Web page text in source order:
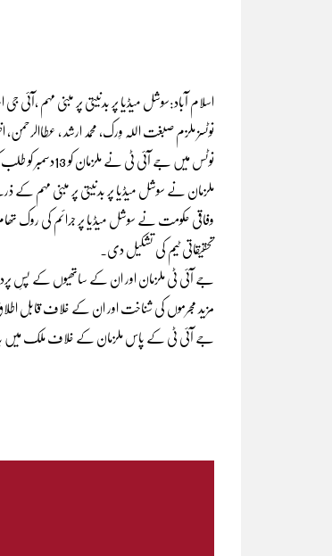
اسلام آباد:سوشل میڈیا پر بدنیتی پر مبنی مہم ،آئی
نوٹسز ملزم صبغت اللہ وِرک، محمد ارشد ،
نوٹس میں جے آئی ٹی نے ملزمان کو 13دسمبر کو طلب کر لیا ۔
ملزمان نے سوشل میڈیا پر بدنیتی پر مبنی مہم کے
تحقیقاتی ٹیم کی تشکیل دی۔
جے آئی ٹی ملزمان اور ان کے ساتھیوں کے پسِ
مزید مجرموں کی شناخت اور ان کے خلاف قابل
جے آئی ٹی کے پاس ملزمان کے خلاف ملک میں بد